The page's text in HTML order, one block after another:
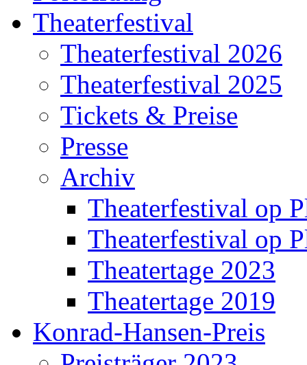
Theaterfestival
Theaterfestival 2026
Theaterfestival 2025
Tickets & Preise
Presse
Archiv
Theaterfestival op
Theaterfestival op
Theatertage 2023
Theatertage 2019
Konrad-Hansen-Preis